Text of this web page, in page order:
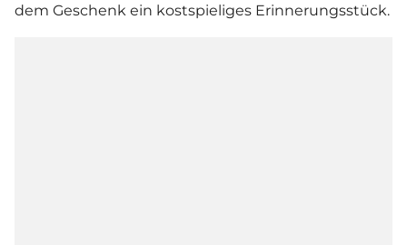
dem Geschenk ein kostspieliges Erinnerungsstück.